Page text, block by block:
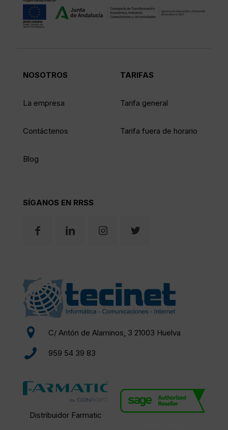
NOSOTROS
La empresa
Contáctenos
Blog
TARIFAS
Tarifa general
Tarifa fuera de horario
SÍGANOS EN RRSS
C/ Antón de Alaminos, 3 21003 Huelva
959 54 39 83
Distribuidor Farmatic